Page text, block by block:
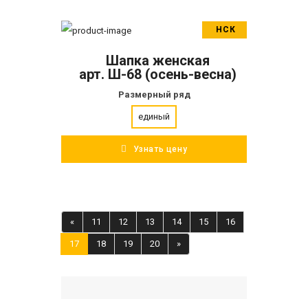
НСК
ПОДРОБНЕЕ
Шапка женская
арт. Ш-68 (осень-весна)
Размерный ряд
единый
Узнать цену
« 11 12 13 14 15 16
17 18 19 20 »